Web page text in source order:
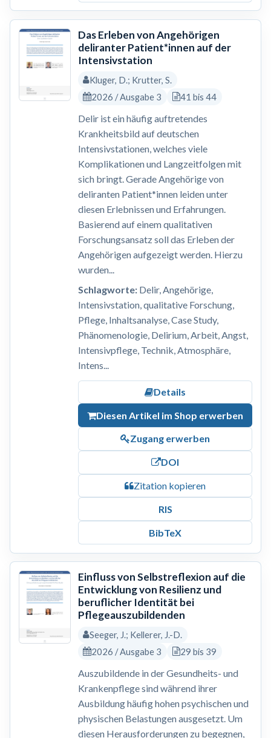
Das Erleben von Angehörigen
deliranter Patient*innen auf der
Intensivstation
Kluger, D.; Krutter, S.
2026 / Ausgabe 3
41 bis 44
Delir ist ein häufig auftretendes
Krankheitsbild auf deutschen
Intensivstationen, welches viele
Komplikationen und Langzeitfolgen mit
sich bringt. Gerade Angehörige von
deliranten Patient*innen leiden unter
diesen Erlebnissen und Erfahrungen.
Basierend auf einem qualitativen
Forschungsansatz soll das Erleben der
Angehörigen aufgezeigt werden. Hierzu
wurden...
Schlagworte:Delir, Angehörige,
Intensivstation, qualitative Forschung,
Pflege, Inhaltsanalyse, Case Study,
Phänomenologie, Delirium, Arbeit, Angst,
Intensivpflege, Technik, Atmosphäre,
Intens...
Details
Diesen Artikel im Shop erwerben
Zugang erwerben
DOI
Zitation kopieren
RIS
BibTeX
Einfluss von Selbstreflexion auf die
Entwicklung von Resilienz und
beruflicher Identität bei
Pflegeauszubildenden
Seeger, J.; Kellerer, J.-D.
2026 / Ausgabe 3
29 bis 39
Auszubildende in der Gesundheits- und
Krankenpflege sind während ihrer
Ausbildung häufig hohen psychischen und
physischen Belastungen ausgesetzt. Um
diesen Herausforderungen zu begegnen,